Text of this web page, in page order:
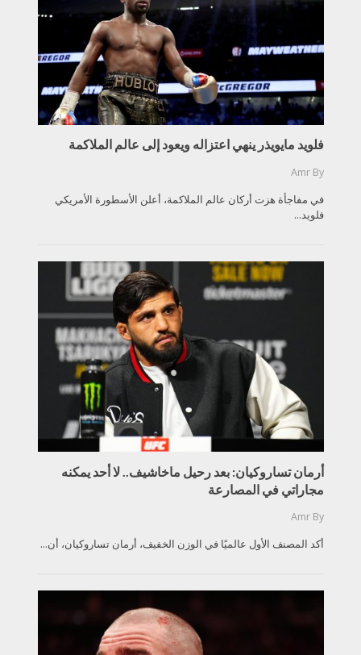
فلويد مايويذر ينهي اعتزاله ويعود إلى عالم الملاكمة
By
Amr
في مفاجأة هزت أركان عالم الملاكمة، أعلن الأسطورة الأمريكي
فلويد...
أرمان تساروكيان: بعد رحيل ماخاشيف.. لا أحد يمكنه
مجاراتي في المصارعة
By
Amr
أكد المصنف الأول عالميًا في الوزن الخفيف، أرمان تساروكيان، أن...